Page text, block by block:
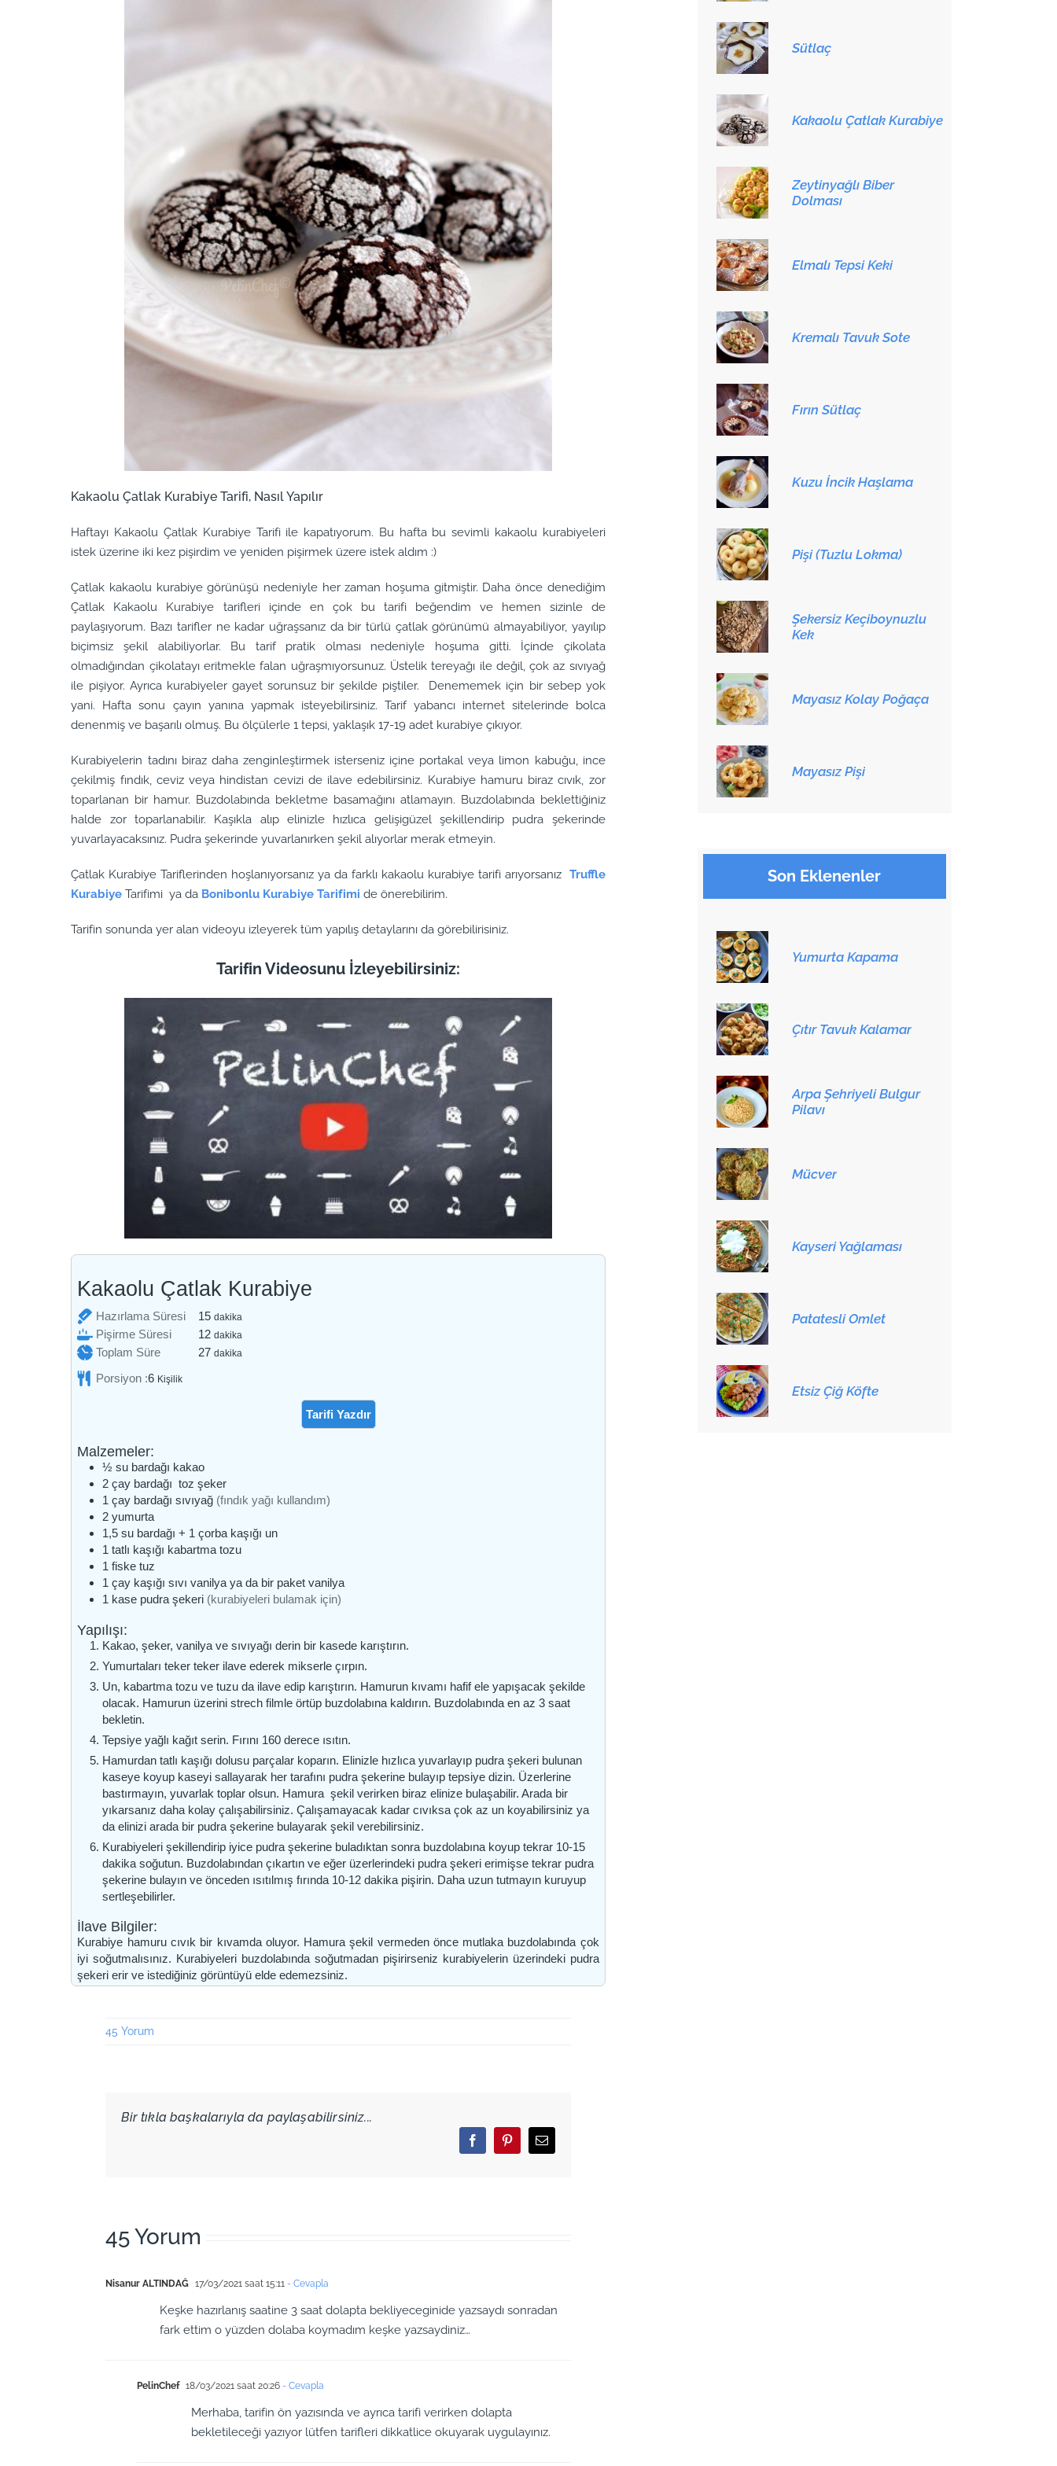
Kakaolu Çatlak Kurabiye Tarifi, Nasıl Yapılır
Haftayı Kakaolu Çatlak Kurabiye Tarifi ile kapatıyorum. Bu hafta bu sevimli kakaolu kurabiyeleri
istek üzerine iki kez pişirdim ve yeniden pişirmek üzere istek aldım :)
Çatlak kakaolu kurabiye görünüşü nedeniyle her zaman hoşuma gitmiştir. Daha önce denediğim
Çatlak Kakaolu Kurabiye tarifleri içinde en çok bu tarifi beğendim ve hemen sizinle de
paylaşıyorum. Bazı tarifler ne kadar uğraşsanız da bir türlü çatlak görünümü almayabiliyor, yayılıp
biçimsiz şekil alabiliyorlar. Bu tarif pratik olması nedeniyle hoşuma gitti. İçinde çikolata
olmadığından çikolatayı eritmekle falan uğraşmıyorsunuz. Üstelik tereyağı ile değil, çok az sıvıyağ
ile pişiyor. Ayrıca kurabiyeler gayet sorunsuz bir şekilde piştiler. Denememek için bir sebep yok
yani. Hafta sonu çayın yanına yapmak isteyebilirsiniz. Tarif yabancı internet sitelerinde bolca
denenmiş ve başarılı olmuş. Bu ölçülerle 1 tepsi, yaklaşık 17-19 adet kurabiye çıkıyor.
Kurabiyelerin tadını biraz daha zenginleştirmek isterseniz içine portakal veya limon kabuğu, ince
çekilmiş fındık, ceviz veya hindistan cevizi de ilave edebilirsiniz. Kurabiye hamuru biraz cıvık, zor
toparlanan bir hamur. Buzdolabında bekletme basamağını atlamayın. Buzdolabında beklettiğiniz
halde zor toparlanabilir. Kaşıkla alıp elinizle hızlıca gelişigüzel şekillendirip pudra şekerinde
yuvarlayacaksınız. Pudra şekerinde yuvarlanırken şekil alıyorlar merak etmeyin.
Çatlak Kurabiye Tariflerinden hoşlanıyorsanız ya da farklı kakaolu kurabiye tarifi arıyorsanız Truffle
KurabiyeTarifimi ya da Bonibonlu Kurabiye Tarifimi de önerebilirim.
Tarifin sonunda yer alan videoyu izleyerek tüm yapılış detaylarını da görebilirisiniz.
Tarifin Videosunu İzleyebilirsiniz:
Kakaolu Çatlak Kurabiye
Hazırlama Süresi 15dakika
dakika
Pişirme Süresi 12dakika
dakika
Toplam Süre 27dakika
dakika
Porsiyon :6 Kişilik
Tarifi Yazdır
Malzemeler:
½ su bardağı kakao
2 çay bardağı toz şeker
1 çay bardağı sıvıyağ (fındık yağı kullandım)
2 yumurta
1,5 su bardağı + 1 çorba kaşığı un
1 tatlı kaşığı kabartma tozu
1 fiske tuz
1 çay kaşığı sıvı vanilya ya da bir paket vanilya
1 kase pudra şekeri (kurabiyeleri bulamak için)
Yapılışı:
Kakao, şeker, vanilya ve sıvıyağı derin bir kasede karıştırın.
Yumurtaları teker teker ilave ederek mikserle çırpın.
Un, kabartma tozu ve tuzu da ilave edip karıştırın. Hamurun kıvamı hafif ele yapışacak şekilde
olacak. Hamurun üzerini strech filmle örtüp buzdolabına kaldırın. Buzdolabında en az 3 saat
bekletin.
Tepsiye yağlı kağıt serin. Fırını 160 derece ısıtın.
Hamurdan tatlı kaşığı dolusu parçalar koparın. Elinizle hızlıca yuvarlayıp pudra şekeri bulunan
kaseye koyup kaseyi sallayarak her tarafını pudra şekerine bulayıp tepsiye dizin. Üzerlerine
bastırmayın, yuvarlak toplar olsun. Hamura şekil verirken biraz elinize bulaşabilir. Arada bir
yıkarsanız daha kolay çalışabilirsiniz. Çalışamayacak kadar cıvıksa çok az un koyabilirsiniz ya
da elinizi arada bir pudra şekerine bulayarak şekil verebilirsiniz.
Kurabiyeleri şekillendirip iyice pudra şekerine buladıktan sonra buzdolabına koyup tekrar 10-15
dakika soğutun. Buzdolabından çıkartın ve eğer üzerlerindeki pudra şekeri erimişse tekrar pudra
şekerine bulayın ve önceden ısıtılmış fırında 10-12 dakika pişirin. Daha uzun tutmayın kuruyup
sertleşebilirler.
İlave Bilgiler:
Kurabiye hamuru cıvık bir kıvamda oluyor. Hamura şekil vermeden önce mutlaka buzdolabında çok
iyi soğutmalısınız. Kurabiyeleri buzdolabında soğutmadan pişirirseniz kurabiyelerin üzerindeki pudra
şekeri erir ve istediğiniz görüntüyü elde edemezsiniz.
45 Yorum
Bir tıkla başkalarıyla da paylaşabilirsiniz...
FacebookPinterestEmail
45 Yorum
Nisanur ALTINDAĞ 17/03/2021 saat 15:11 - Cevapla
Keşke hazırlanış saatine 3 saat dolapta bekliyeceginide yazsaydı sonradan
fark ettim o yüzden dolaba koymadım keşke yazsaydiniz…
PelinChef 18/03/2021 saat 20:26 - Cevapla
Merhaba, tarifin ön yazısında ve ayrıca tarifi verirken dolapta
bekletileceği yazıyor lütfen tarifleri dikkatlice okuyarak uygulayınız.
Sütlaç
Kakaolu Çatlak Kurabiye
Zeytinyağlı Biber
Dolması
Elmalı Tepsi Keki
Kremalı Tavuk Sote
Fırın Sütlaç
Kuzu İncik Haşlama
Pişi (Tuzlu Lokma)
Şekersiz Keçiboynuzlu
Kek
Mayasız Kolay Poğaça
Mayasız Pişi
Son Eklenenler
Yumurta Kapama
Çıtır Tavuk Kalamar
Arpa Şehriyeli Bulgur
Pilavı
Mücver
Kayseri Yağlaması
Patatesli Omlet
Etsiz Çiğ Köfte